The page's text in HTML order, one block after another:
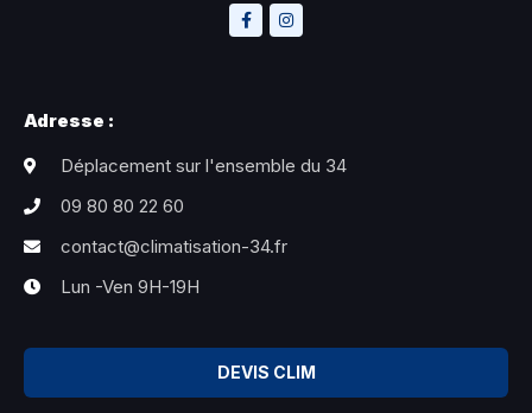
Adresse :
Déplacement sur l'ensemble du 34
09 80 80 22 60
contact@climatisation-34.fr
Lun -Ven 9H-19H
DEVIS CLIM